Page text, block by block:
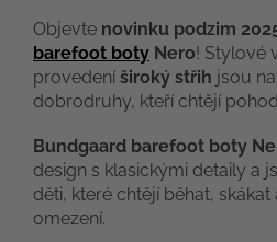
Objevte novinku podzim
barefoot boty Nero! Stylové
provedení široký střih jsou
dobrodruhy, kteří chtějí
Bundgaard barefoot boty
design s klasickými detaily a
děti, které chtějí běhat,
omezení.